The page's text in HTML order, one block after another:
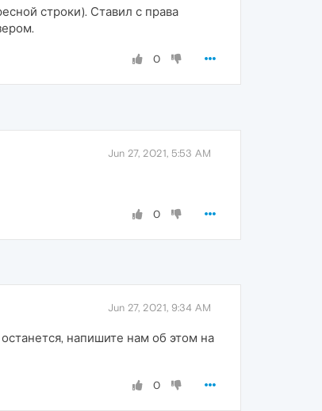
строки). Ставил с права
0
Jun 27, 2021, 5:53 AM
0
Jun 27, 2021, 9:34 AM
напишите нам об этом на
0